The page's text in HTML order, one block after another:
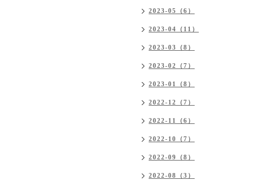
2023-05（6）
2023-04（11）
2023-03（8）
2023-02（7）
2023-01（8）
2022-12（7）
2022-11（6）
2022-10（7）
2022-09（8）
2022-08（3）